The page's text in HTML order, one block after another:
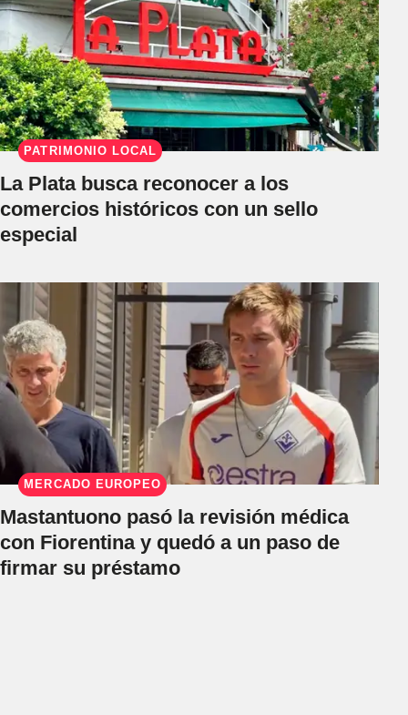
PATRIMONIO LOCAL
La Plata busca reconocer a los
comercios históricos con un sello
especial
MERCADO EUROPEO
Mastantuono pasó la revisión médica
con Fiorentina y quedó a un paso de
firmar su préstamo